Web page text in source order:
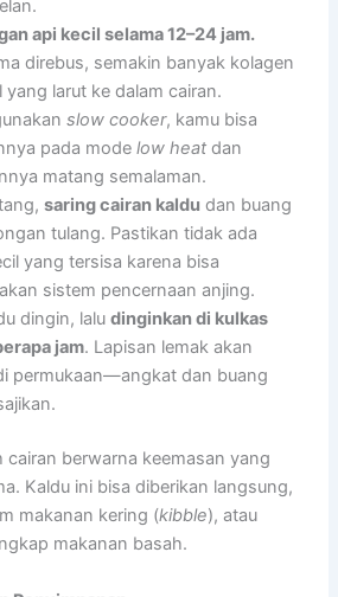
api kecil selama 12–24 jam.
direbus, semakin banyak kolagen
yang larut ke dalam cairan.
slow cooker, kamu bisa
pada modelow heat dan
matang semalaman.
saring cairan kaldu dan buang
tulang. Pastikan tidak ada
yang tersisa karena bisa
sistem pencernaan anjing.
dingin, laludinginkan di kulkas
jam. Lapisan lemak akan
permukaan—angkat dan buang
cairan berwarna keemasan yang
Kaldu ini bisa diberikan langsung,
makanan kering (kibble), atau
makanan basah.